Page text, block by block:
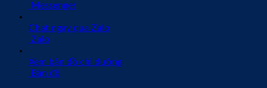
Messenger
Chat ngay qua Zalo
Zalo
Xem bản đồ chỉ đường
Bản đồ